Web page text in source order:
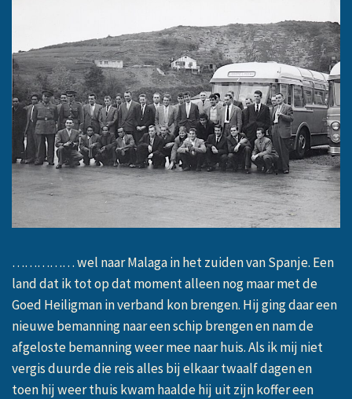
…………… wel naar Malaga in het zuiden van Spanje. Een
land dat ik tot op dat moment alleen nog maar met de
Goed Heiligman in verband kon brengen. Hij ging daar een
nieuwe bemanning naar een schip brengen en nam de
afgeloste bemanning weer mee naar huis. Als ik mij niet
vergis duurde die reis alles bij elkaar twaalf dagen en
toen hij weer thuis kwam haalde hij uit zijn koffer een